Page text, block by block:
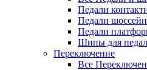
Педали
Педали
Педали
Шипы для
Переключение
Все